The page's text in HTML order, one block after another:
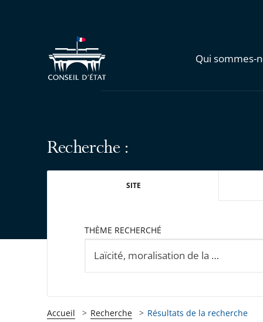
Qui sommes-
Recherche :
SITE
THÈME RECHERCHÉ
Accueil Recherche Résultats de la recherche